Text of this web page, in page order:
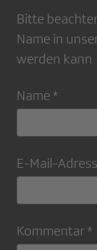
Bitte
Name in
werden kann
Name *
E-Mail-
Kommentar *